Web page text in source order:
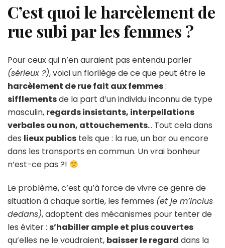
C’est quoi le harcèlement de
rue subi par les femmes ?
Pour ceux qui n’en auraient pas entendu parler
(sérieux ?), voici un florilège de ce que peut être le
harcèlement de rue fait aux femmes:
sifflementsde la part d’un individu inconnu de type
masculin, regards insistants, interpellations
verbales ou non, attouchements… Tout cela dans
des lieux publics tels que : la rue, un bar ou encore
dans les transports en commun. Un vrai bonheur
n’est-ce pas ?!
Le problème, c’est qu’à force de vivre ce genre de
situation à chaque sortie, les femmes (et je m’inclus
dedans), adoptent des mécanismes pour tenter de
les éviter : s’habiller ample et plus couvertes
qu’elles ne le voudraient, baisser le regard dans la